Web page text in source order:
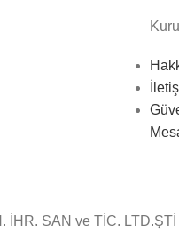
SAN ve TİC. LTD.ŞTİ